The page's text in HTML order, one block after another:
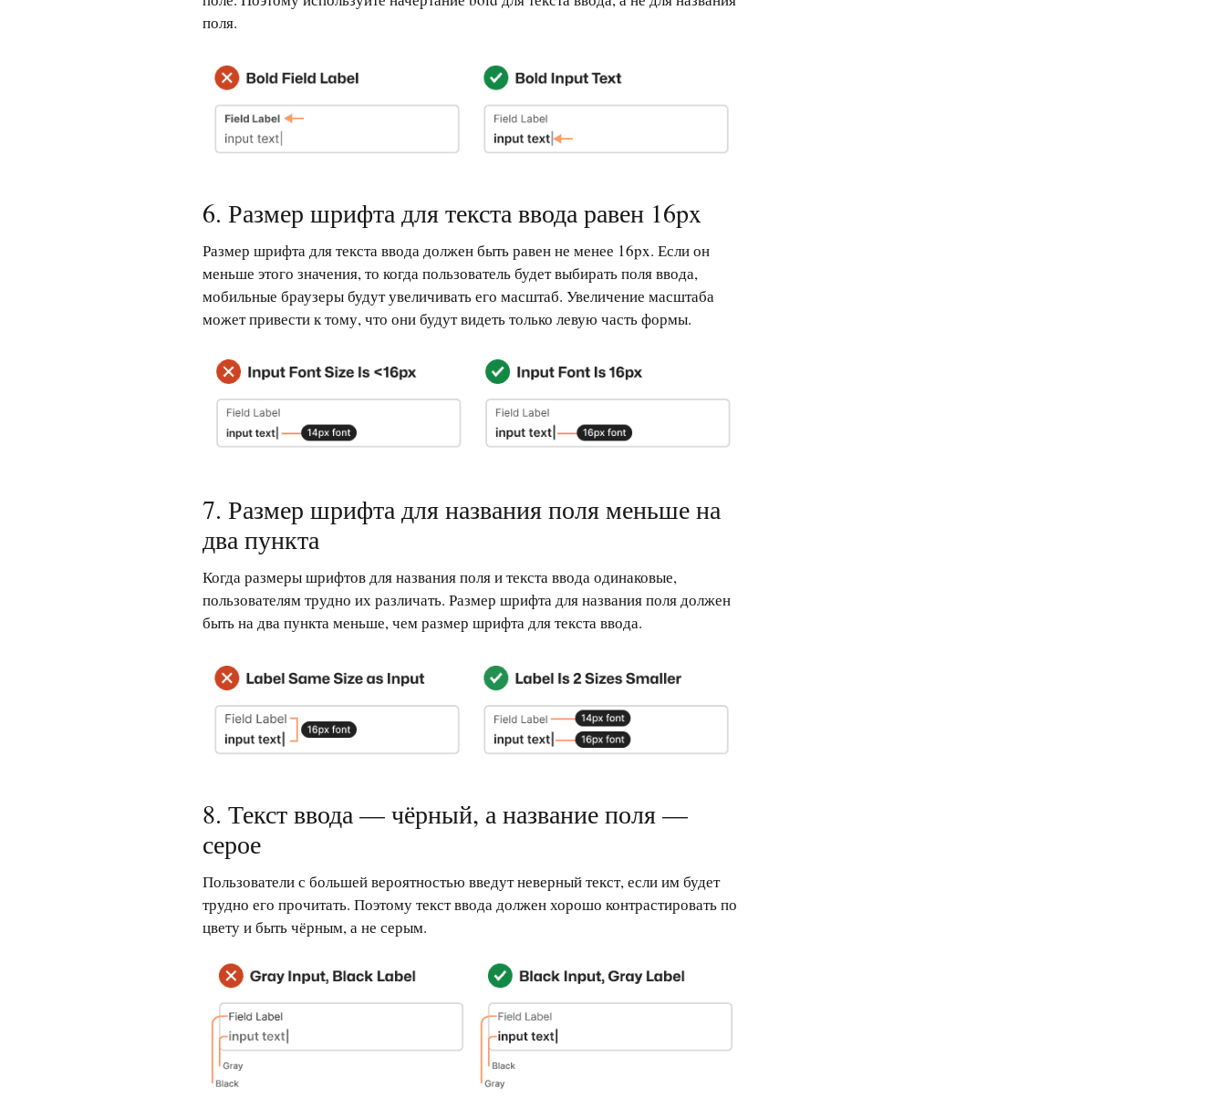
поля.
6. Размер шрифта для текста ввода равен 16px
Размер шрифта для текста ввода должен быть равен не менее 16px. Если он
меньше этого значения, то когда пользователь будет выбирать поля ввода,
мобильные браузеры будут увеличивать его масштаб. Увеличение масштаба
может привести к тому, что они будут видеть только левую часть формы.
7. Размер шрифта для названия поля меньше на
два пункта
Когда размеры шрифтов для названия поля и текста ввода одинаковые,
пользователям трудно их различать. Размер шрифта для названия поля должен
быть на два пункта меньше, чем размер шрифта для текста ввода.
8. Текст ввода — чёрный, а название поля —
серое
Пользователи с большей вероятностью введут неверный текст, если им будет
трудно его прочитать. Поэтому текст ввода должен хорошо контрастировать по
цвету и быть чёрным, а не серым.